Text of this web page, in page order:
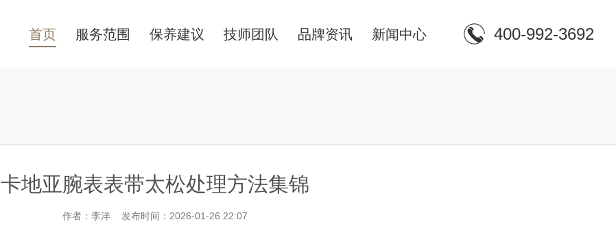
首页 服务范围 保养建议 技师团队 品牌资讯 新闻中心 400-992-3692
卡地亚腕表表带太松处理方法集锦
作者：李洋 发布时间：2026-01-26 22:07